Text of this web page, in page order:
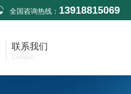
全国咨询热线： 13918815069
联系我们
Contact